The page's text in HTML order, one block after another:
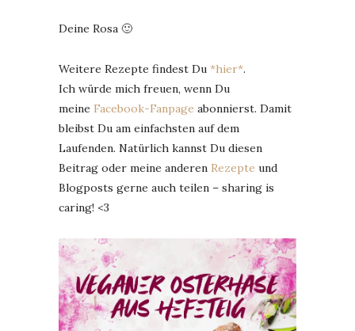
Deine Rosa 🙂
Weitere Rezepte findest Du *hier*.
Ich würde mich freuen, wenn Du
meine Facebook-Fanpage abonnierst. Damit
bleibst Du am einfachsten auf dem
Laufenden. Natürlich kannst Du diesen
Beitrag oder meine anderen Rezepte und
Blogposts gerne auch teilen – sharing is
caring! <3